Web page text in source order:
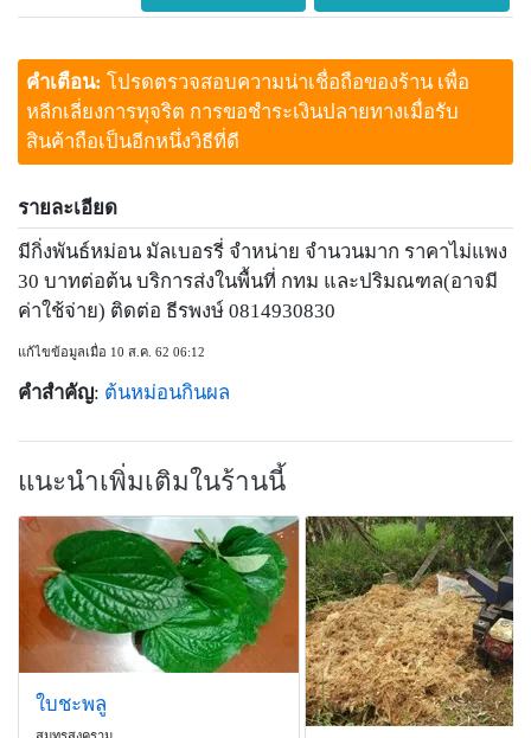
คำเตือน: โปรดตรวจสอบความน่าเชื่อถือของร้าน เพื่อ
หลีกเลี่ยงการทุจริต การขอชำระเงินปลายทางเมื่อรับ
สินค้าถือเป็นอีกหนึ่งวิธีที่ดี
รายละเอียด
มีกิ่งพันธ์หม่อน มัลเบอรรี่ จำหน่าย จำนวนมาก ราคาไม่แพง
30 บาทต่อต้น บริการส่งในพื้นที่ กทม และปริมณฑล(อาจมี
ค่าใช้จ่าย) ติดต่อ ธีรพงษ์ 0814930830
แก้ไขข้อมูลเมื่อ 10 ส.ค. 62 06:12
คำสำคัญ: ต้นหม่อนกินผล
แนะนำเพิ่มเติมในร้านนี้
ใบชะพลู
สมุทรสงคราม